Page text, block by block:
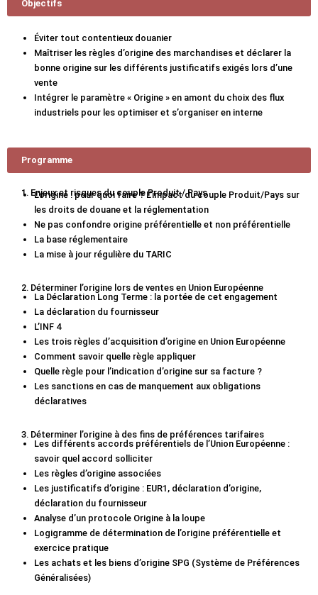
Objectifs
Éviter tout contentieux douanier
Maîtriser les règles d’origine des marchandises et déclarer la
bonne origine sur les différents justificatifs exigés lors d’une
vente
Intégrer le paramètre « Origine » en amont du choix des flux
industriels pour les optimiser et s’organiser en interne
Programme
1. Enjeux et risques du couple Produit / Pays
L’origine : pour quoi faire ? L’impact du couple Produit/Pays sur
les droits de douane et la réglementation
Ne pas confondre origine préférentielle et non préférentielle
La base réglementaire
La mise à jour régulière du TARIC
2. Déterminer l’origine lors de ventes en Union Européenne
La Déclaration Long Terme : la portée de cet engagement
La déclaration du fournisseur
L’INF 4
Les trois règles d’acquisition d’origine en Union Européenne
Comment savoir quelle règle appliquer
Quelle règle pour l’indication d’origine sur sa facture ?
Les sanctions en cas de manquement aux obligations
déclaratives
3. Déterminer l’origine à des fins de préférences tarifaires
Les différents accords préférentiels de l’Union Européenne :
savoir quel accord solliciter
Les règles d’origine associées
Les justificatifs d’origine : EUR1, déclaration d’origine,
déclaration du fournisseur
Analyse d’un protocole Origine à la loupe
Logigramme de détermination de l’origine préférentielle et
exercice pratique
Les achats et les biens d’origine SPG (Système de Préférences
Généralisées)